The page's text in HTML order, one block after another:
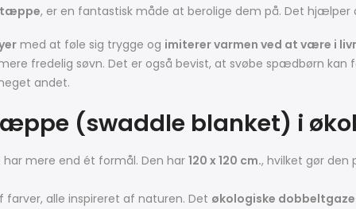
tæppe, er en fantastisk måde at berolige dem på. Det hjælper
med at føle sig trygge og imiterer varmen ved at være i
fredelig søvn. Det er også bevist, at svøbe spædbørn kan
andet.
(swaddle blanket) i
har mere end ét formål. Den har 120 x 120 cm., hvilket gør den
farver, alle inspireret af naturen. Det økologiske